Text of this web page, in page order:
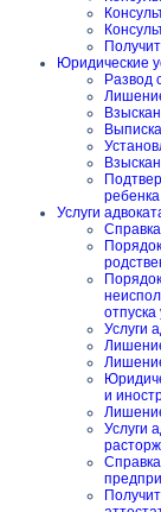
Юридические
Развод
ребенка
Услуги
Услуги
и
Услуги